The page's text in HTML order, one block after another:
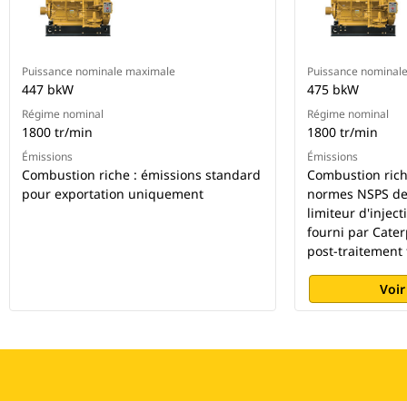
Puissance nominale maximale
447 bkW
Régime nominal
1800 tr/min
Émissions
Combustion riche : émissions standard
pour exportation uniquement
Puissance
475 bkW
Régime nominal
1800 tr/min
Émissions
Combustion
normes NSPS
limiteur
fourni par
post-